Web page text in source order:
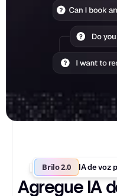
Brilo 2.0 IA de voz
Agregue IA